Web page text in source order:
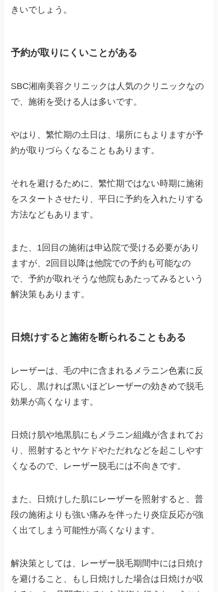
きいでしょう。
予約が取りにくいことがある
SBC湘南美容クリニックは人気のクリニックなの
で、施術を受ける人は多いです。
やはり、繁忙期の土日は、場所にもよりますが予
約が取りづらくなることもあります。
それを避けるために、繁忙期ではない時期に施術
をスタートさせたり、平日に予約を入れたりする
方法などもあります。
また、1回目の施術は申込院で受ける必要があり
ますが、2回目以降は他院での予約も可能なの
で、予約が取れそうな他院もあたってみるという
解決策もあります。
日焼けすると施術を断られることもある
レーザーは、毛の中に含まれるメラニン色素に反
応し、黒ければ黒いほどレーザーの効きめで脱毛
効果が高くなります。
日焼け肌や地黒肌にもメラニン組織が含まれてお
り、照射するとヤケドやただれなどを起こしやす
くなるので、レーザー脱毛には不向きです。
また、日焼けした肌にレーザーを照射すると、普
段の施術よりも強い痛みを伴ったり炎症反応が強
く出てしまう可能性が高くなります。
解決策としては、レーザー脱毛期間中には日焼け
を避けること、もし日焼けした場合は日焼けが収